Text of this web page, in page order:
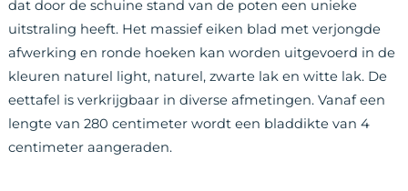
dat door de schuine stand van de poten een unieke
uitstraling heeft. Het massief eiken blad met verjongde
afwerking en ronde hoeken kan worden uitgevoerd in de
kleuren naturel light, naturel, zwarte lak en witte lak. De
eettafel is verkrijgbaar in diverse afmetingen. Vanaf een
lengte van 280 centimeter wordt een bladdikte van 4
centimeter aangeraden.